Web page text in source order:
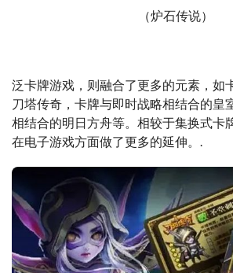
（炉石传说）
泛卡牌游戏，则融合了更多的元素，如
刀塔传奇，卡牌与即时战略相结合的皇
相结合的明日方舟等。相较于集换式卡
在电子游戏方面做了更多的延伸。.